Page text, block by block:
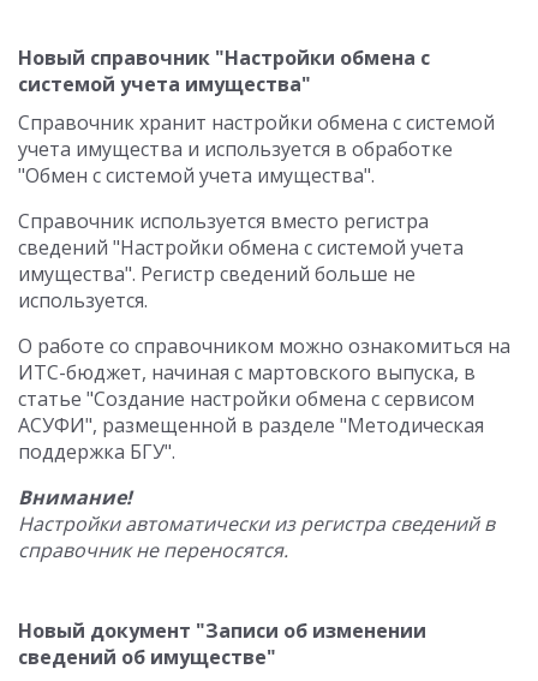
Новый справочник "Настройки обмена с
системой учета имущества"
Справочник хранит настройки обмена с системой
учета имущества и используется в обработке
"Обмен с системой учета имущества".
Справочник используется вместо регистра
сведений "Настройки обмена с системой учета
имущества". Регистр сведений больше не
используется.
О работе со справочником можно ознакомиться на
ИТС-бюджет, начиная с мартовского выпуска, в
статье "Создание настройки обмена с сервисом
АСУФИ", размещенной в разделе "Методическая
поддержка БГУ".
Внимание!
Настройки автоматически из регистра сведений в
справочник не переносятся.
Новый документ "Записи об изменении
сведений об имуществе"